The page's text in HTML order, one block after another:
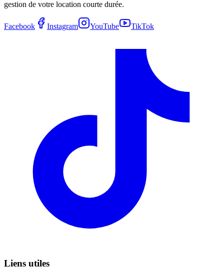
gestion de votre location courte durée.
Facebook Instagram YouTube TikTok
Liens utiles